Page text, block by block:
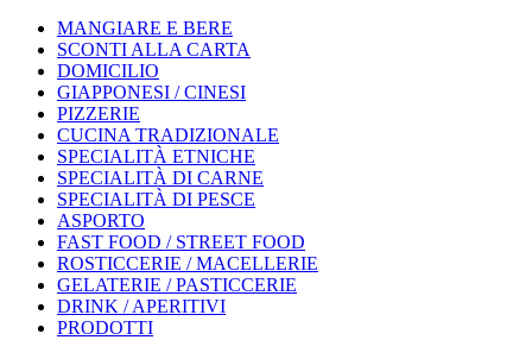
MANGIARE E BERE
SCONTI ALLA CARTA
DOMICILIO
GIAPPONESI / CINESI
PIZZERIE
CUCINA TRADIZIONALE
SPECIALITÀ ETNICHE
SPECIALITÀ DI CARNE
SPECIALITÀ DI PESCE
ASPORTO
FAST FOOD / STREET FOOD
ROSTICCERIE / MACELLERIE
GELATERIE / PASTICCERIE
DRINK / APERITIVI
PRODOTTI